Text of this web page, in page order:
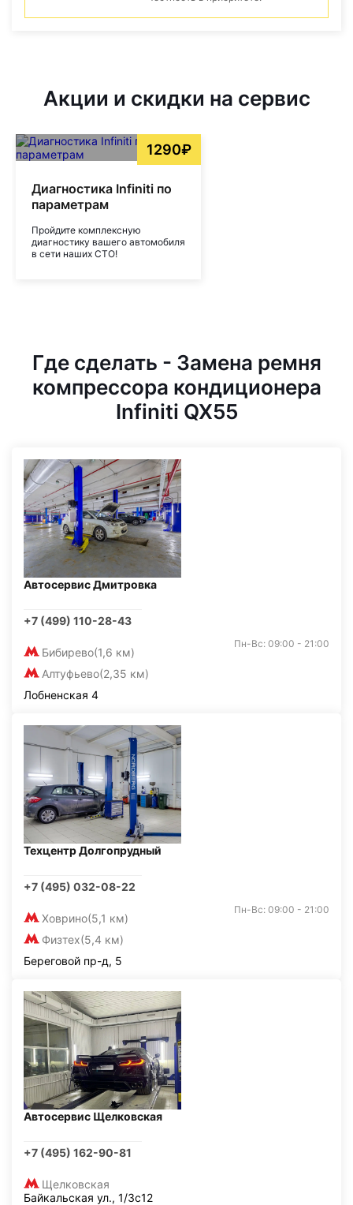
Акции и скидки на сервис
1290₽
Диагностика Infiniti по
параметрам
Пройдите комплексную
диагностику вашего автомобиля
в сети наших СТО!
Где сделать - Замена ремня
компрессора кондиционера
Infiniti QX55
Автосервис Дмитровка
+7 (499) 110-28-43
Бибирево(1,6 км)
Алтуфьево(2,35 км)
Пн-Вс: 09:00 - 21:00
Лобненская 4
Техцентр Долгопрудный
+7 (495) 032-08-22
Ховрино(5,1 км)
Физтех(5,4 км)
Пн-Вс: 09:00 - 21:00
Береговой пр-д, 5
Автосервис Щелковская
+7 (495) 162-90-81
Щелковская
Байкальская ул., 1/3с12